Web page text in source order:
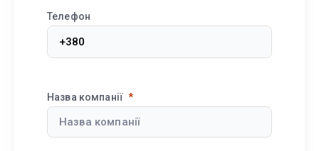
Телефон
Назва компанії